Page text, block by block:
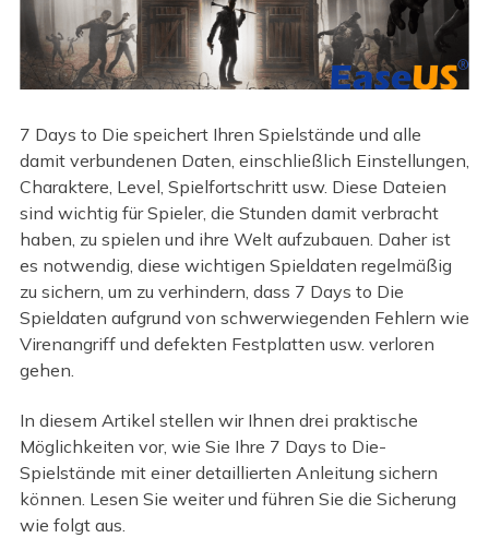
7 Days to Die speichert Ihren Spielstände und alle
damit verbundenen Daten, einschließlich Einstellungen,
Charaktere, Level, Spielfortschritt usw. Diese Dateien
sind wichtig für Spieler, die Stunden damit verbracht
haben, zu spielen und ihre Welt aufzubauen. Daher ist
es notwendig, diese wichtigen Spieldaten regelmäßig
zu sichern, um zu verhindern, dass 7 Days to Die
Spieldaten aufgrund von schwerwiegenden Fehlern wie
Virenangriff und defekten Festplatten usw. verloren
gehen.
In diesem Artikel stellen wir Ihnen drei praktische
Möglichkeiten vor, wie Sie Ihre 7 Days to Die-
Spielstände mit einer detaillierten Anleitung sichern
können. Lesen Sie weiter und führen Sie die Sicherung
wie folgt aus.